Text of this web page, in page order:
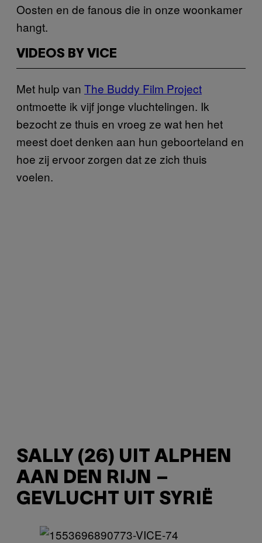
Oosten en de fanous die in onze woonkamer
hangt.
VIDEOS BY VICE
Met hulp van The Buddy Film Project
ontmoette ik vijf jonge vluchtelingen. Ik
bezocht ze thuis en vroeg ze wat hen het
meest doet denken aan hun geboorteland en
hoe zij ervoor zorgen dat ze zich thuis
voelen.
SALLY (26) UIT ALPHEN
AAN DEN RIJN –
GEVLUCHT UIT SYRIË